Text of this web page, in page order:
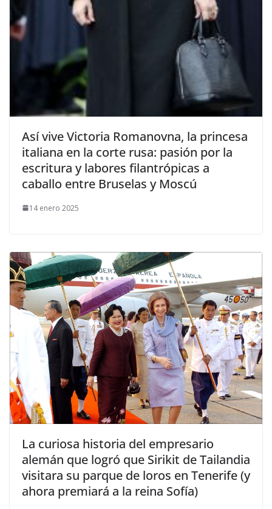
​Así vive Victoria Romanovna, la princesa
italiana en la corte rusa: pasión por la
escritura y labores filantrópicas a
caballo entre Bruselas y Moscú
14 enero 2025
​La curiosa historia del empresario
alemán que logró que Sirikit de Tailandia
visitara su parque de loros en Tenerife (y
ahora premiará a la reina Sofía)